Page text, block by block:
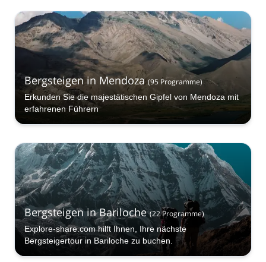
Bergsteigen in Mendoza (95 Programme)
Erkunden Sie die majestätischen Gipfel von Mendoza mit
erfahrenen Führern
Bergsteigen in Bariloche (22Programme)
Explore-share.com hilft Ihnen, Ihre nächste
Bergsteigertour in Bariloche zu buchen.